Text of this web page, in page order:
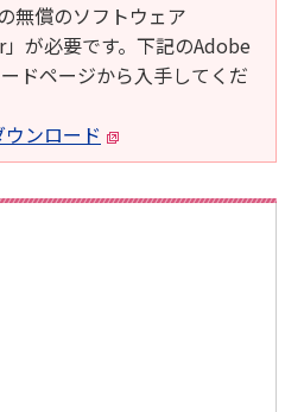
無償のソフトウェア
」が必要です。下記のAdobe
ドページから入手してくだ
ンロード